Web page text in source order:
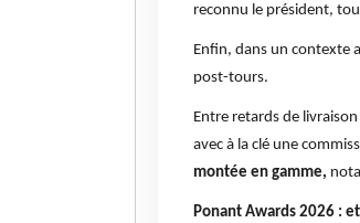
reconnu le président,
Enfin, dans un contexte
post-tours.
Entre retards de
avec à la clé une
montée en gamme,
Ponant Awards 2026 :